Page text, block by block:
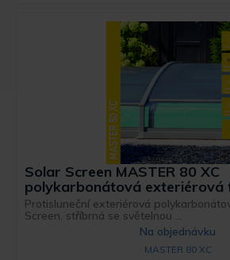
Solar Screen MASTER 80 XC
polykarbonátová exteriérová
Protisluneční exteriérová
Screen, stříbrná se světelnou ...
Na objednávku
MASTER 80 XC